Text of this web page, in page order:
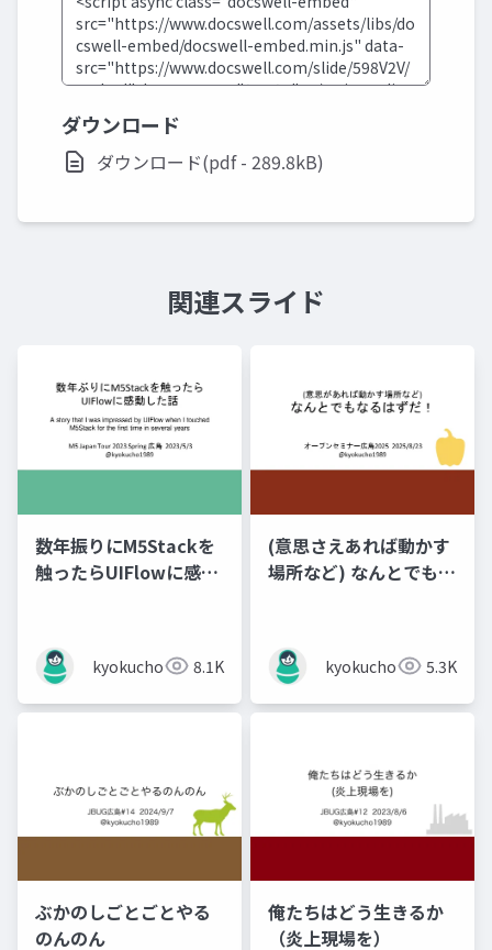
ダウンロード
ダウンロード(pdf - 289.8kB)
関連スライド
数年振りにM5Stackを
触ったらUIFlowに感動
kyokucho19898.1K
(意思さえあれば動かす
場所など) なんとでもな
kyokucho19895.3K
ぶかのしごとごとやる
のんのん
俺たちはどう生きるか
（炎上現場を）